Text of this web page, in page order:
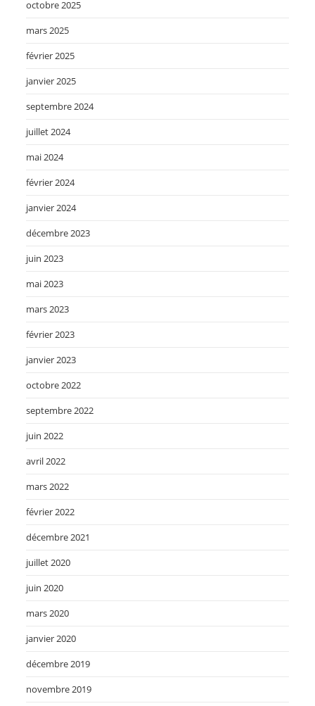
octobre 2025
mars 2025
février 2025
janvier 2025
septembre 2024
juillet 2024
mai 2024
février 2024
janvier 2024
décembre 2023
juin 2023
mai 2023
mars 2023
février 2023
janvier 2023
octobre 2022
septembre 2022
juin 2022
avril 2022
mars 2022
février 2022
décembre 2021
juillet 2020
juin 2020
mars 2020
janvier 2020
décembre 2019
novembre 2019